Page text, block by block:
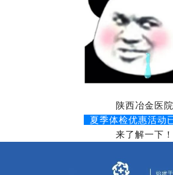
陕西冶金医院
夏季体检优惠活动
来了解一下！